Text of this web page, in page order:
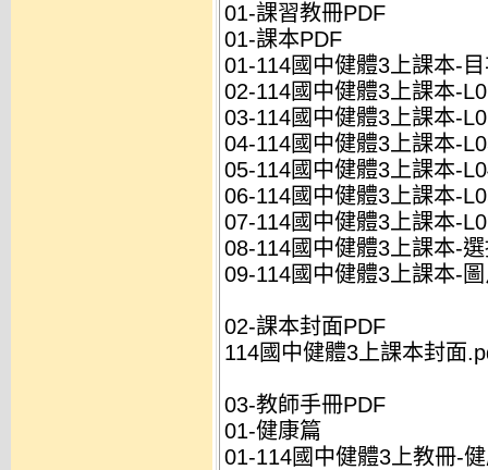
01-課習教冊PDF
01-課本PDF
01-114國中健體3上課本-
02-114國中健體3上課本-
03-114國中健體3上課本-
04-114國中健體3上課本-
05-114國中健體3上課本-
06-114國中健體3上課本-
07-114國中健體3上課本-
08-114國中健體3上課本-
09-114國中健體3上課本-
02-課本封面PDF
114國中健體3上課本封面
03-教師手冊PDF
01-健康篇
01-114國中健體3上教冊-